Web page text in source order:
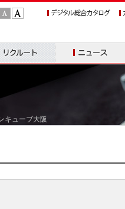
字
サ
ズ：
ニュース
キューブ大阪